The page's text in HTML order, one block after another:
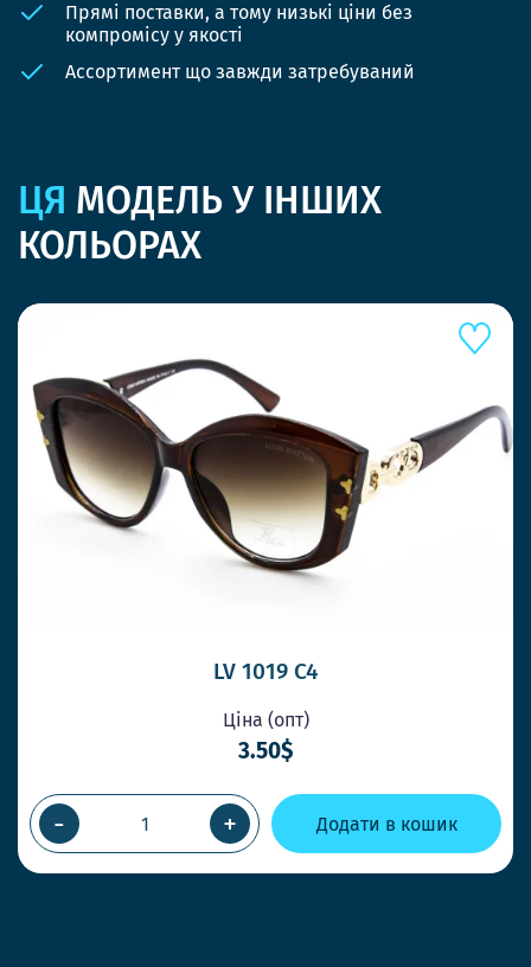
Прямі поставки, а тому низькі ціни без
компромісу у якості
Ассортимент що завжди затребуваний
ЦЯ МОДЕЛЬ У ІНШИХ
КОЛЬОРАХ
LV 1019 C4
Ціна (опт)
3.50$
- + Додати в кошик